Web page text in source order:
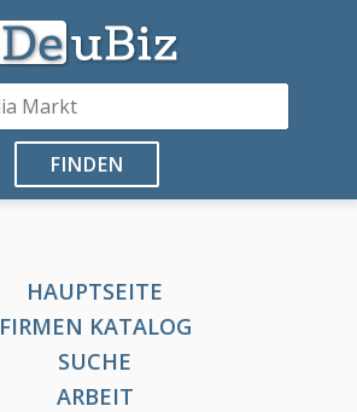
FINDEN
HAUPTSEITE
FIRMEN KATALOG
SUCHE
ARBEIT